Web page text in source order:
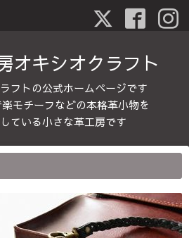
オキシオクラフト
フトの公式ホームページです
モチーフなどの本格革小物を
ている小さな革工房です